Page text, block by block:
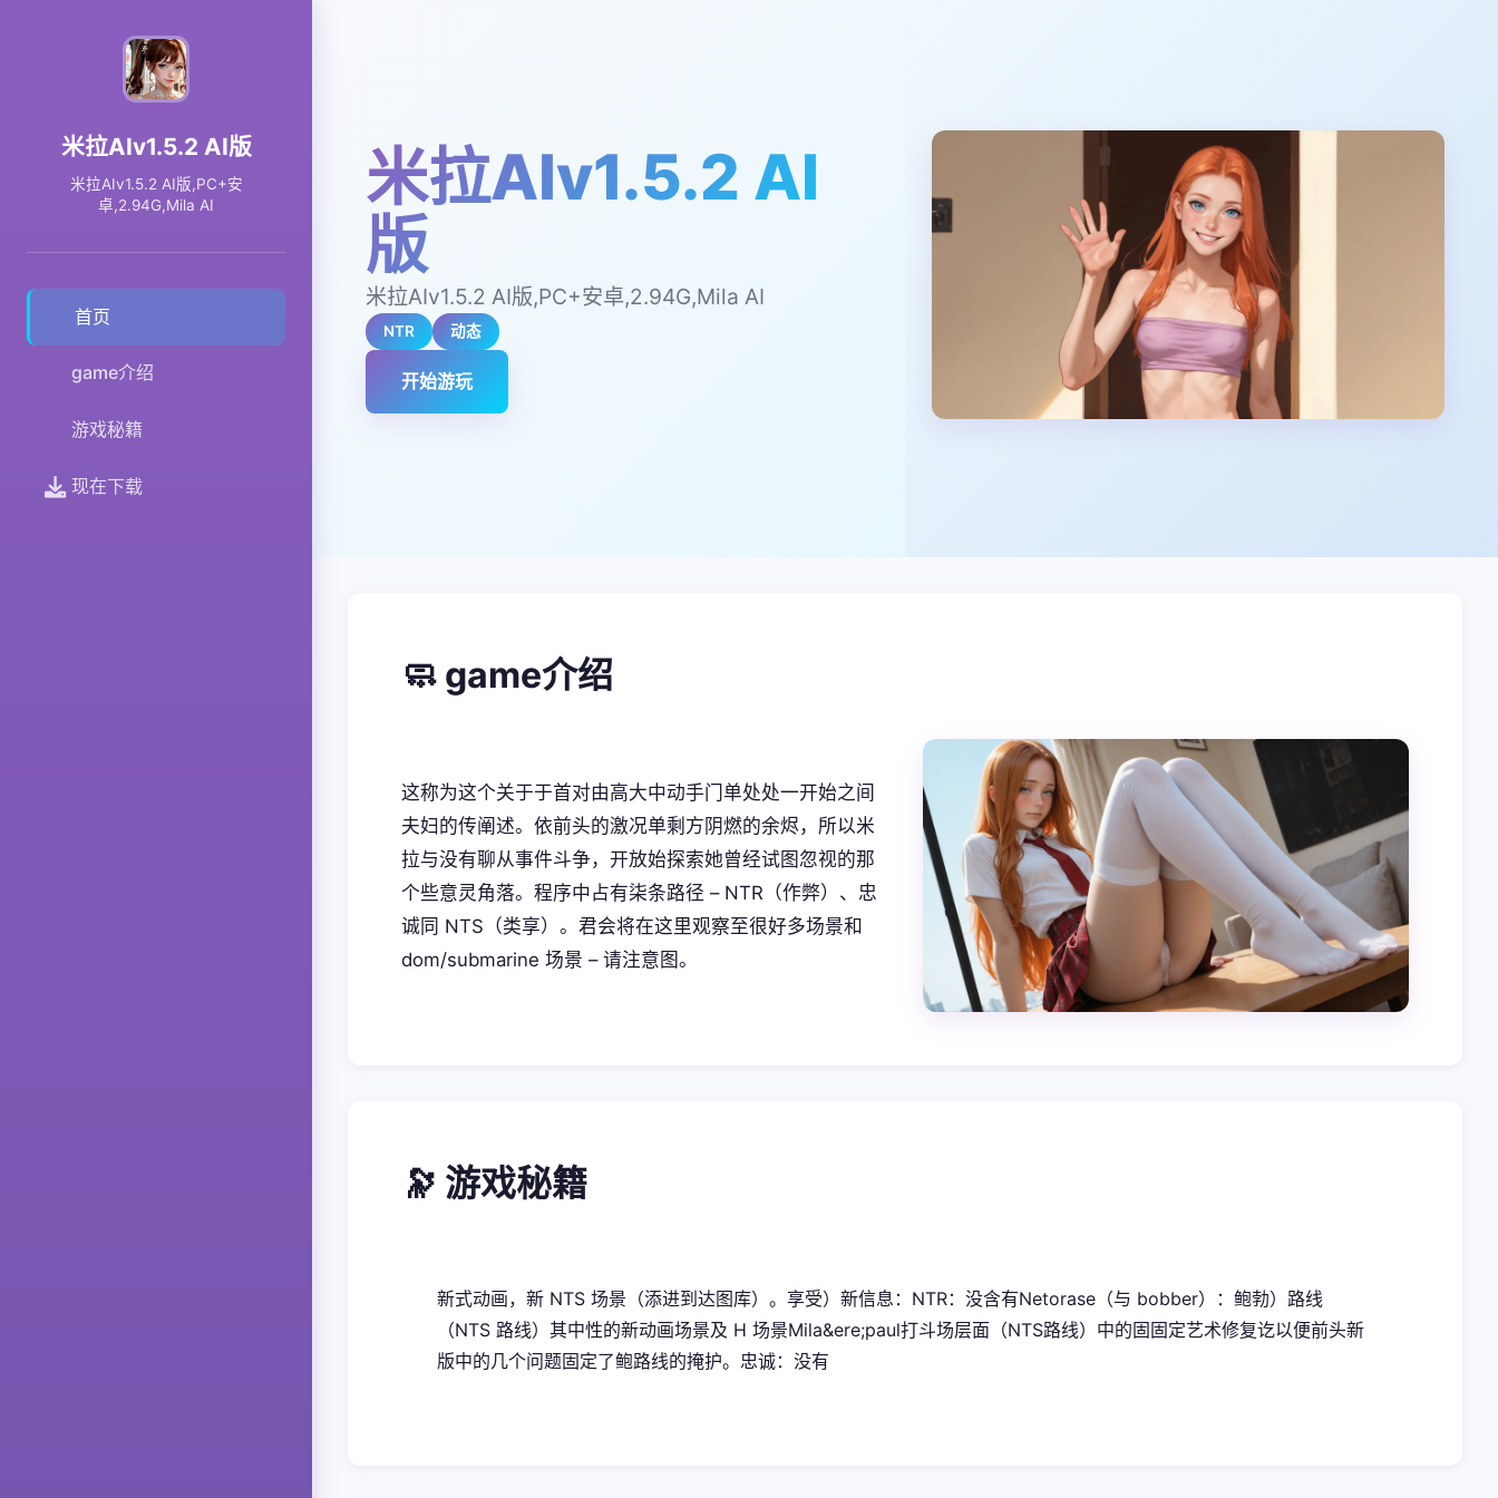
米拉AIv1.5.2 AI版
米拉AIv1.5.2 AI版,PC+安
卓,2.94G,Mila AI
首页
game介绍
游戏秘籍
现在下载
米拉AIv1.5.2 AI
版
米拉AIv1.5.2 AI版,PC+安卓,2.94G,Mila AI
NTR 动态
开始游玩
🧼 game介绍
这称为这个关于于首对由高大中动手门单处处一开始之间
夫妇的传阐述。依前头的激况单剩方阴燃的余烬，所以米
拉与没有聊从事件斗争，开放始探索她曾经试图忽视的那
个些意灵角落。程序中占有柒条路径 – NTR（作弊）、忠
诚同 NTS（类享）。君会将在这里观察至很好多场景和
dom/submarine 场景 – 请注意图。
🔭 游戏秘籍
新式动画，新 NTS 场景（添进到达图库）。享受）新信息：NTR：没含有Netorase（与 bobber）：鲍勃）路线
（NTS 路线）其中性的新动画场景及 H 场景Mila&ere;paul打斗场层面（NTS路线）中的固固定艺术修复讫以便前头新
版中的几个问题固定了鲍路线的掩护。忠诚：没有